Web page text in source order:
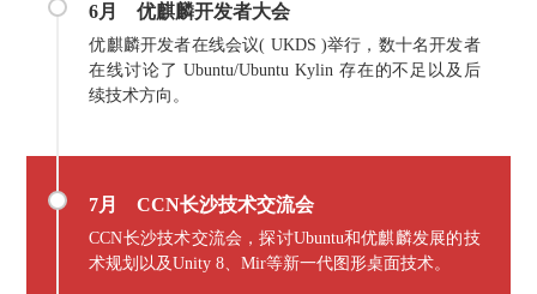
6月 优麒麟开发者大会
优麒麟开发者在线会议( UKDS )举行，数十名开发者
在线讨论了 Ubuntu/Ubuntu Kylin 存在的不足以及后
续技术方向。
7月 CCN长沙技术交流会
CCN长沙技术交流会，探讨Ubuntu和优麒麟发展的技
术规划以及Unity 8、Mir等新一代图形桌面技术。